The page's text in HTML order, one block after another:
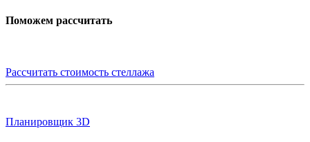
Поможем рассчитать
Рассчитать стоимость стеллажа
Планировщик 3D